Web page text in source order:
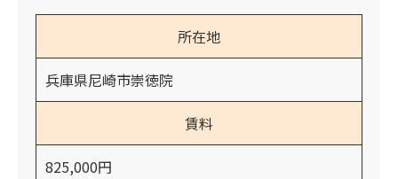
所在地
兵庫県尼崎市崇徳院
賃料
825,000円